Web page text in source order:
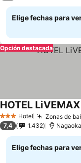
Elige fechas para
Opción destacada
3 Estrellas
Hotel Zonas de
HOTEL
7,4 1.432 Nagaoka
Elige fechas para